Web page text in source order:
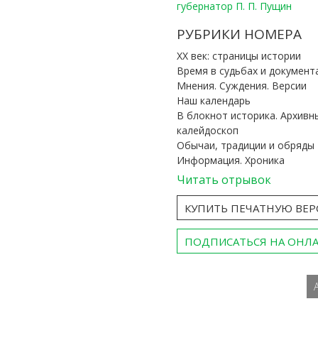
губернатор П. П. Пущин
РУБРИКИ НОМЕРА
ХХ век: страницы истории
Время в судьбах и
Мнения. Суждения. Версии
Наш календарь
В блокнот историка.
калейдоскоп
Обычаи, традиции и обряды
Информация. Хроника
Читать отрывок
КУПИТЬ ПЕЧАТНУЮ
ПОДПИСАТЬСЯ НА